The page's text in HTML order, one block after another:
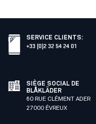
SERVICE CLIENTS:
+33 (0)2 32 54 24 01
SIÈGE SOCIAL DE
BLÅKLÄDER
60 RUE CLÉMENT ADER
27000 ÉVREUX